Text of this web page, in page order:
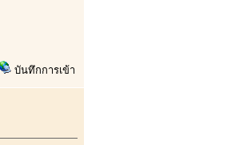
บันทึกการเข้า